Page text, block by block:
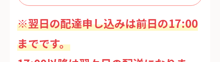
※翌日の配達申し込みは前日の17:00
までです。